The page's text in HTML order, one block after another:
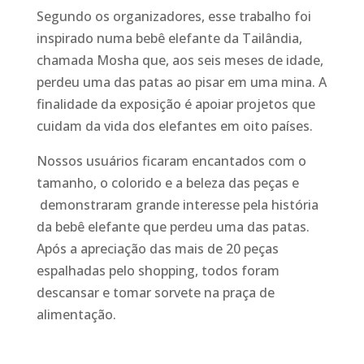
Segundo os organizadores, esse trabalho foi
inspirado numa bebê elefante da Tailândia,
chamada Mosha que, aos seis meses de idade,
perdeu uma das patas ao pisar em uma mina. A
finalidade da exposição é apoiar projetos que
cuidam da vida dos elefantes em oito países.
Nossos usuários ficaram encantados com o
tamanho, o colorido e a beleza das peças e
demonstraram grande interesse pela história
da bebê elefante que perdeu uma das patas.
Após a apreciação das mais de 20 peças
espalhadas pelo shopping, todos foram
descansar e tomar sorvete na praça de
alimentação.